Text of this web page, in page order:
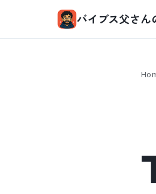
バイブス父さん